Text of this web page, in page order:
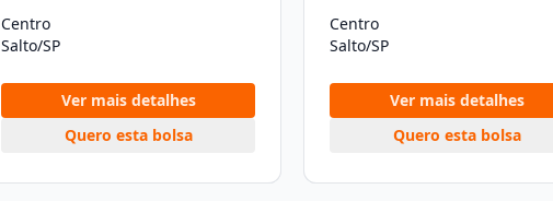
Centro
Salto/SP
Ver mais detalhes
Quero esta bolsa
Centro
Salto/SP
Ver mais detalhes
Quero esta bolsa